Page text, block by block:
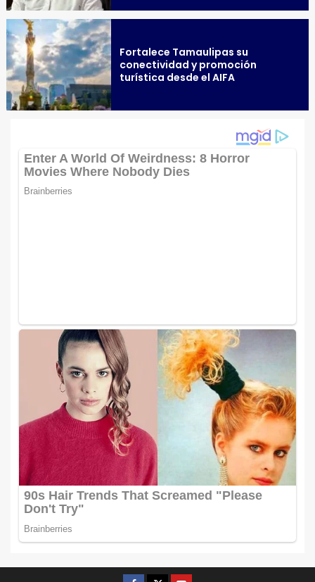
Fortalece Tamaulipas su
conectividad y promoción
turística desde el AIFA